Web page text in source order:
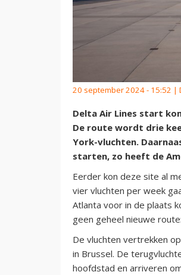
20 september 2024 - 15:52 |
Delta Air Lines start
De route wordt drie
York-vluchten.
starten, zo heeft de
Eerder kon deze site al
vier vluchten per week
Atlanta voor in de plaats
geen geheel nieuwe
De vluchten vertrekken
in Brussel. De
hoofdstad en arriveren